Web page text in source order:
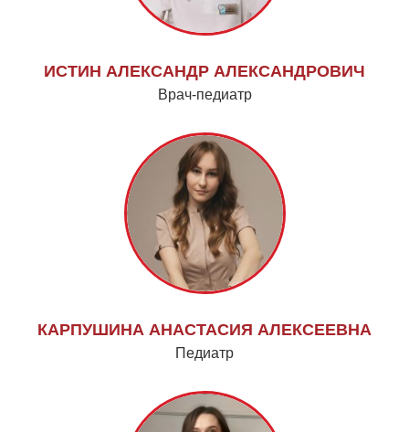
ИСТИН АЛЕКСАНДР АЛЕКСАНДРОВИЧ
Врач-педиатр
КАРПУШИНА АНАСТАСИЯ АЛЕКСЕЕВНА
Педиатр